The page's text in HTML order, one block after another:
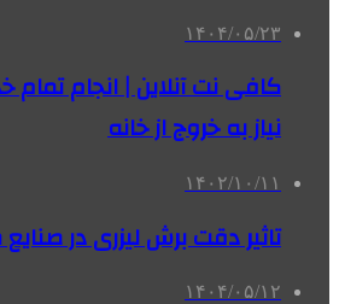
۱۴۰۴/۰۵/۲۳
کافی نت آنلاین | انجام تمام
نیاز به خروج از خانه
۱۴۰۲/۱۰/۱۱
تاثیر دقت برش لیزری در
۱۴۰۴/۰۵/۱۲